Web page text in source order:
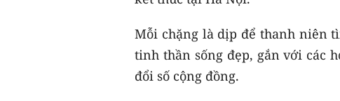
Mỗi chặng là dịp để thanh niên
tinh thần sống đẹp, gắn với các
đổi số cộng đồng.